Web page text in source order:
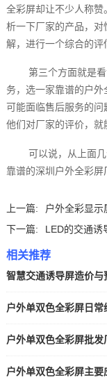
全彩屏却让不少人称
析一下厂家的产品，
解，进行一个综合的评
第三个方面就是
务，选一家靠谱的户
可能面临售后服务的
他们对厂家的评价，就
可以说，从上面
靠谱的深圳户外全彩屏
上一篇:
户外全彩显示
下一篇:
LED的交通诱
相关推荐
智慧交通诱导屏造价与
户外单双色全彩屏日常
户外单双色全彩屏批发
户外单双色全彩屏主要